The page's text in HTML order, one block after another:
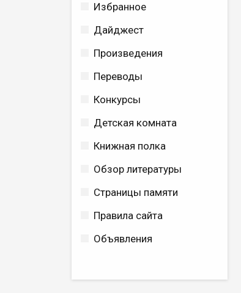
Избранное
Дайджест
Произведения
Переводы
Конкурсы
Детская комната
Книжная полка
Обзор литературы
Страницы памяти
Правила сайта
Объявления